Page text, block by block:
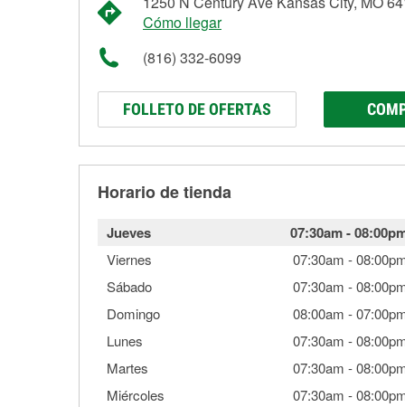
Cómo llegar
(816) 332-6099
FOLLETO DE OFERTAS
Horario de tienda
Jueves 07:30am-
Viernes 07:30am -
Sábado
07:30am -
Domingo
08:00am -
Lunes
07:30am -
Martes
07:30am -
Miércoles
07:30am -